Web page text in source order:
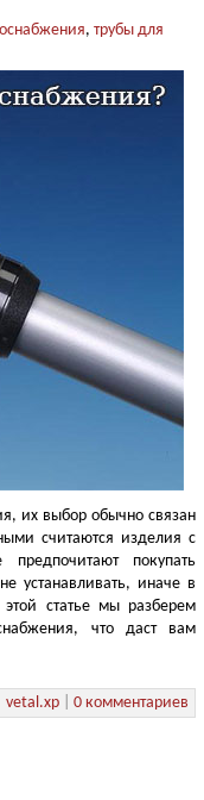
, трубы для
их выбор обычно связан
считаются изделия с
покупать
устанавливать, иначе в
статье мы разберем
что даст вам
vetal.xp 0 комментариев